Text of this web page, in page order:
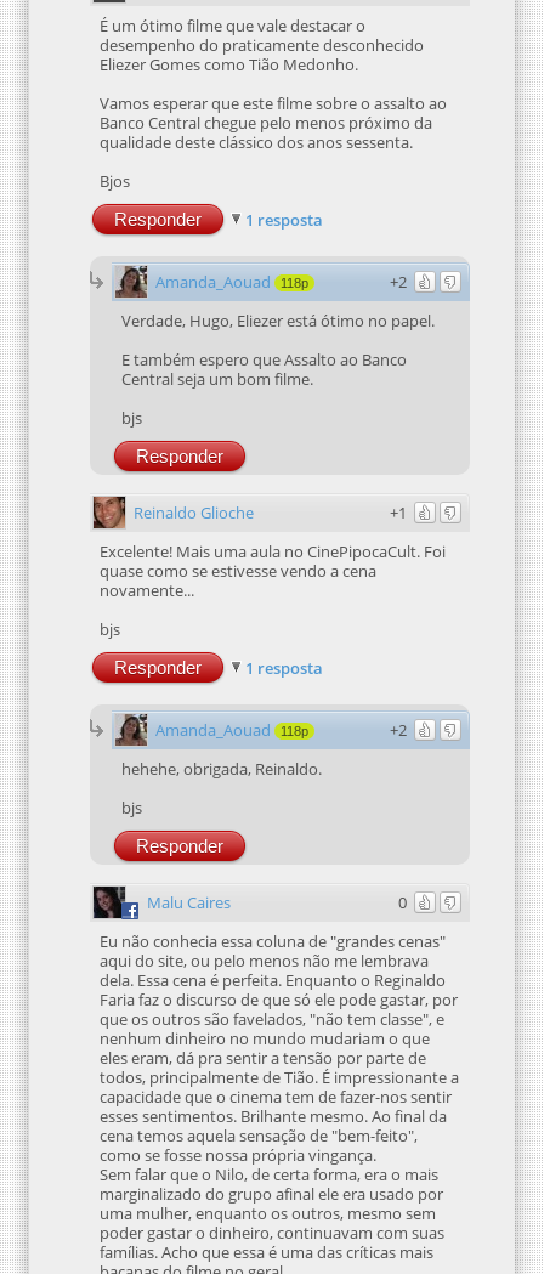
É um ótimo filme que vale destacar o
desempenho do praticamente desconhecido
Eliezer Gomes como Tião Medonho.
Vamos esperar que este filme sobre o assalto ao
Banco Central chegue pelo menos próximo da
qualidade deste clássico dos anos sessenta.
Bjos
Responder 1 resposta
+2
Amanda_Aouad 118p
Verdade, Hugo, Eliezer está ótimo no papel.
E também espero que Assalto ao Banco
Central seja um bom filme.
bjs
Responder
+1
Reinaldo Glioche
Excelente! Mais uma aula no CinePipocaCult. Foi
quase como se estivesse vendo a cena
novamente...
bjs
Responder 1 resposta
+2
Amanda_Aouad 118p
hehehe, obrigada, Reinaldo.
bjs
Responder
0
Malu Caires
Eu não conhecia essa coluna de "grandes cenas"
aqui do site, ou pelo menos não me lembrava
dela. Essa cena é perfeita. Enquanto o Reginaldo
Faria faz o discurso de que só ele pode gastar, por
que os outros são favelados, "não tem classe", e
nenhum dinheiro no mundo mudariam o que
eles eram, dá pra sentir a tensão por parte de
todos, principalmente de Tião. É impressionante a
capacidade que o cinema tem de fazer-nos sentir
esses sentimentos. Brilhante mesmo. Ao final da
cena temos aquela sensação de "bem-feito",
como se fosse nossa própria vingança.
Sem falar que o Nilo, de certa forma, era o mais
marginalizado do grupo afinal ele era usado por
uma mulher, enquanto os outros, mesmo sem
poder gastar o dinheiro, continuavam com suas
famílias. Acho que essa é uma das críticas mais